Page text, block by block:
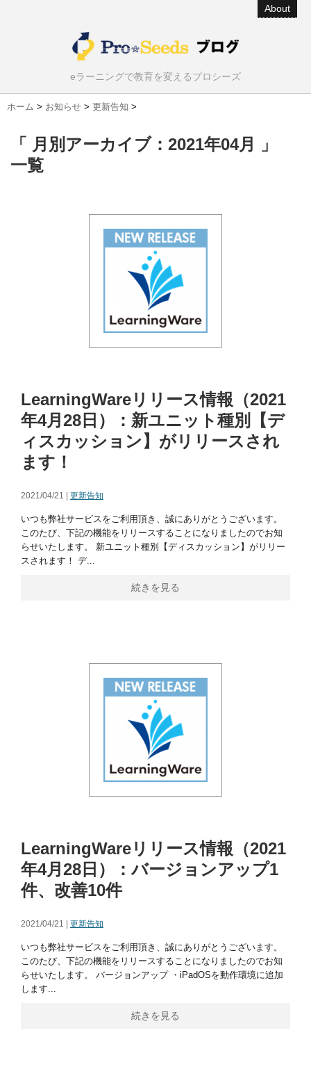
About
eラーニングで教育を変えるプロシーズ
ホーム > お知らせ > 更新告知 >
「 月別アーカイブ：2021年04月 」
一覧
LearningWareリリース情報（2021
年4月28日）：新ユニット種別【デ
ィスカッション】がリリースされ
ます！
2021/04/21 | 更新告知
いつも弊社サービスをご利用頂き、誠にありがとうございます。
このたび、下記の機能をリリースすることになりましたのでお知
らせいたします。 新ユニット種別【ディスカッション】がリリー
スされます！ デ...
続きを見る
LearningWareリリース情報（2021
年4月28日）：バージョンアップ1
件、改善10件
2021/04/21 | 更新告知
いつも弊社サービスをご利用頂き、誠にありがとうございます。
このたび、下記の機能をリリースすることになりましたのでお知
らせいたします。 バージョンアップ ・iPadOSを動作環境に追加
します...
続きを見る